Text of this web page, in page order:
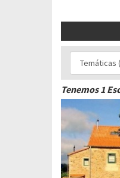
Tenemos 1